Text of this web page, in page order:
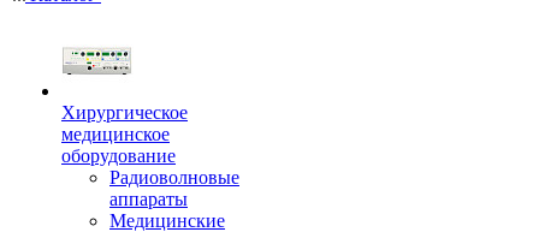
Хирургическое
медицинское
оборудование
Радиоволновые
аппараты
Медицинские